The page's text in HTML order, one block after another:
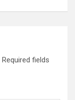
Required fields